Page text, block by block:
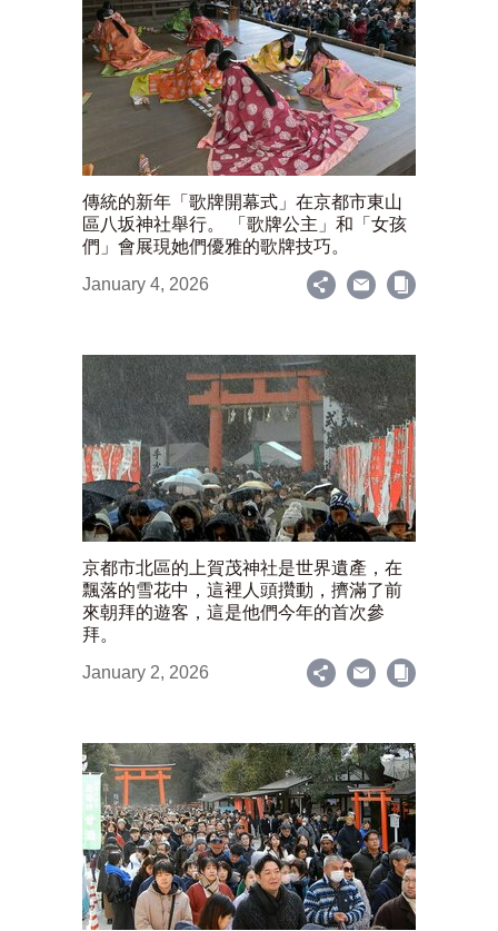
傳統的新年「歌牌開幕式」在京都市東山
區八坂神社舉行。 「歌牌公主」和「女孩
們」會展現她們優雅的歌牌技巧。
January 4, 2026
京都市北區的上賀茂神社是世界遺產，在
飄落的雪花中，這裡人頭攢動，擠滿了前
來朝拜的遊客，這是他們今年的首次參
拜。
January 2, 2026